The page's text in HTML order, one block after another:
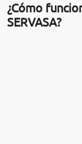
¿Cómo
SERVASA?